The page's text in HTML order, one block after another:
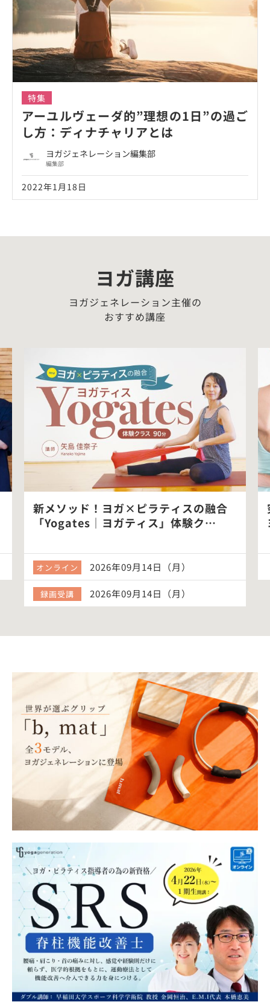
特集
アーユルヴェーダ的”理想の1日”の過ご
し方：ディナチャリアとは
ヨガジェネレーション編集部
編集部
2022年1月18日
ヨガ講座
ヨガジェネレーション主催の
おすすめ講座
新メソッド！ヨガ×ピラティスの融合
「Yogates｜ヨガティス」体験ク…
オンライン 2026年09月14日（月）
録画受講 2026年09月14日（月）